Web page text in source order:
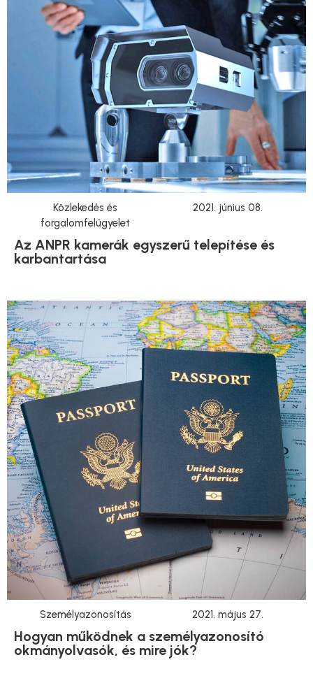
Közlekedés és
forgalomfelügyelet
2021. június 08.
Az ANPR kamerák egyszerű telepítése és
karbantartása
Személyazonosítás 2021. május 27.
Hogyan működnek a személyazonosító
okmányolvasók, és mire jók?